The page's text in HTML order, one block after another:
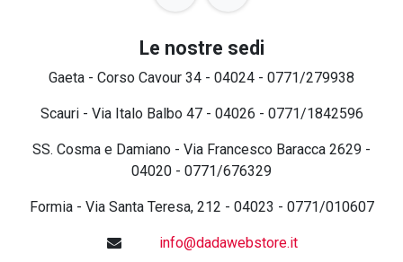
Le nostre sedi
Gaeta - Corso Cavour 34 - 04024 - 0771/279938
Scauri - Via Italo Balbo 47 - 04026 - 0771/1842596
SS. Cosma e Damiano - Via Francesco Baracca 2629 -
04020 - 0771/676329
Formia - Via Santa Teresa, 212 - 04023 - 0771/010607
info@dadawebstore.it